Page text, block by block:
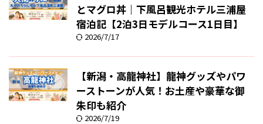
とマグロ丼｜下風呂観光ホテル三浦屋
宿泊記【2泊3日モデルコース1日目】
2026/7/17
【新潟・高龍神社】龍神グッズやパワ
ーストーンが人気！お土産や豪華な御
朱印も紹介
2026/7/19